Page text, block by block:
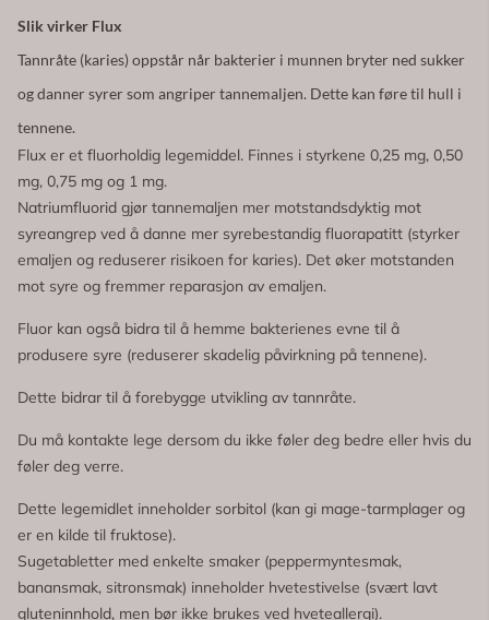
Slik virker Flux
Tannråte (karies) oppstår når bakterier i munnen bryter ned sukker
og danner syrer som angriper tannemaljen. Dette kan føre til hull i
tennene.
Flux er et fluorholdig legemiddel. Finnes i styrkene 0,25 mg, 0,50
mg, 0,75 mg og 1 mg.
Natriumfluorid gjør tannemaljen mer motstandsdyktig mot
syreangrep ved å danne mer syrebestandig fluorapatitt (styrker
emaljen og reduserer risikoen for karies). Det øker motstanden
mot syre og fremmer reparasjon av emaljen.
Fluor kan også bidra til å hemme bakterienes evne til å
produsere syre (reduserer skadelig påvirkning på tennene).
Dette bidrar til å forebygge utvikling av tannråte.
Du må kontakte lege dersom du ikke føler deg bedre eller hvis du
føler deg verre.
Dette legemidlet inneholder sorbitol (kan gi mage-tarmplager og
er en kilde til fruktose).
Sugetabletter med enkelte smaker (peppermyntesmak,
banansmak, sitronsmak) inneholder hvetestivelse (svært lavt
gluteninnhold, men bør ikke brukes ved hveteallergi).